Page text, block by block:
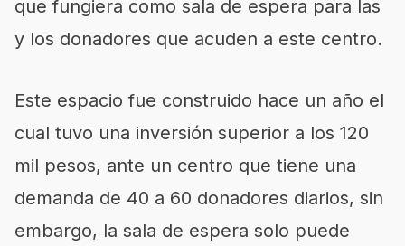
que fungiera como sala de espera para las
y los donadores que acuden a este centro.
Este espacio fue construido hace un año el
cual tuvo una inversión superior a los 120
mil pesos, ante un centro que tiene una
demanda de 40 a 60 donadores diarios, sin
embargo, la sala de espera solo puede